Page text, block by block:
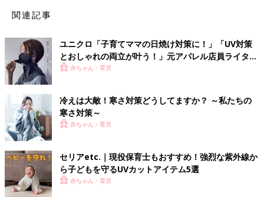
関連記事
ユニクロ「子育てママの日焼け対策に！」「UV対策
とおしゃれの両立が叶う！」元アパレル店員ライター
おすすめ★小物アイテム5選
赤ちゃん・育児
冷えは大敵！寒さ対策どうしてますか？ ～私たちの
寒さ対策～
赤ちゃん・育児
セリアetc.｜現役保育士もおすすめ！強烈な紫外線か
ら子どもを守るUVカットアイテム5選
赤ちゃん・育児